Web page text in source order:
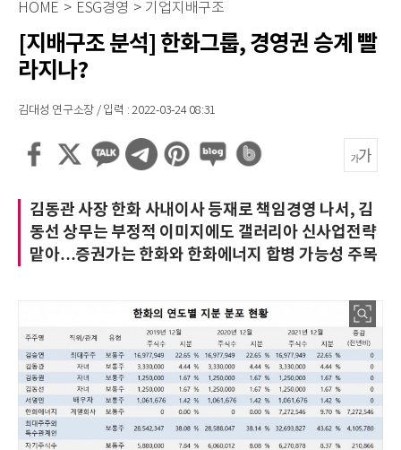
HOME > ESG경영 > 기업지배구조
[지배구조 분석] 한화그룹, 경영권 승계 빨
라지나?
김대성 연구소장 / 입력 : 2022-03-24 08:31
김동관 사장 한화 사내이사 등재로 책임경영 나서, 김
동선 상무는 부정적 이미지에도 갤러리아 신사업전략
맡아…증권가는 한화와 한화에너지 합병 가능성 주목